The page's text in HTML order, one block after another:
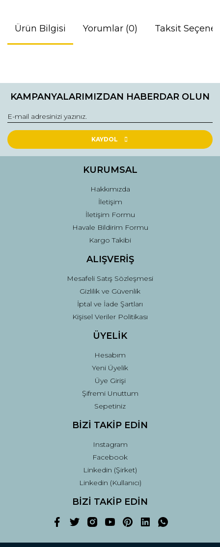
Ürün Bilgisi Yorumlar (0) Taksit
konularda yetersiz gördüğünüz noktaları öneri formunu
Görüş ve önerileriniz için teşekkür ederiz.
Ürün resmi kalitesiz, bozuk veya görüntülenemiyor.
Ürün açıklamasında eksik bilgiler bulunuyor.
Ürün fiyatı diğer sitelerden daha pahalı.
Gönder
KAMPANYALARIMIZDAN HABERDAR OLUN
KAYDOL
KURUMSAL
Hakkımızda
İletişim
İletişim Formu
Havale Bildirim Formu
Kargo Takibi
ALIŞVERİŞ
Mesafeli Satış Sözleşmesi
Gizlilik ve Güvenlik
İptal ve İade Şartları
Kişisel Veriler Politikası
ÜYELİK
Hesabım
Yeni Üyelik
Üye Girişi
Şifremi Unuttum
Sepetiniz
BİZİ TAKİP EDİN
Instagram
Facebook
Linkedin (Şirket)
Linkedin (Kullanıcı)
BİZİ TAKİP EDİN